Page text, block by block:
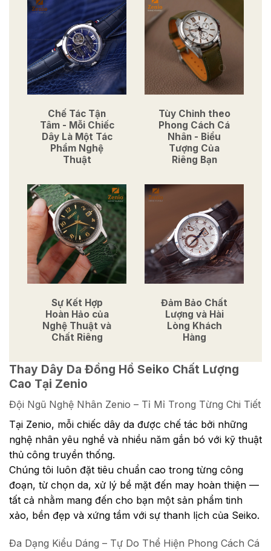
Chế Tác Tận
Tâm - Mỗi Chiếc
Dây Là Một Tác
Phẩm Nghệ
Thuật
Tùy Chỉnh theo
Phong Cách Cá
Nhân - Biểu
Tượng Của
Riêng Bạn
Sự Kết Hợp
Hoàn Hảo của
Nghệ Thuật và
Chất Riêng
Đảm Bảo Chất
Lượng và Hài
Lòng Khách
Hàng
Thay Dây Da Đồng Hồ Seiko Chất Lượng
Cao Tại Zenio
Đội Ngũ Nghệ Nhân Zenio – Tỉ Mỉ Trong Từng Chi Tiết
Tại Zenio, mỗi chiếc dây da được chế tác bởi những
nghệ nhân yêu nghề và nhiều năm gắn bó với kỹ thuật
thủ công truyền thống.
Chúng tôi luôn đặt tiêu chuẩn cao trong từng công
đoạn, từ chọn da, xử lý bề mặt đến may hoàn thiện —
tất cả nhằm mang đến cho bạn một sản phẩm tinh
xảo, bền đẹp và xứng tầm với sự thanh lịch của Seiko.
Đa Dạng Kiểu Dáng – Tự Do Thể Hiện Phong Cách Cá